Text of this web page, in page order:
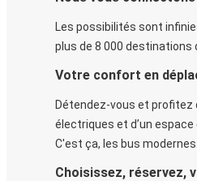
Les possibilités sont
plus de 8 000 destinations
Votre confort en
Détendez-vous et profitez
électriques et d’un espace
C'est ça, les bus modernes.
Choisissez, réservez,